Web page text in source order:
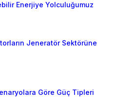
Enerjiye Yolculuğumuz
Jeneratör Sektörüne
Göre Güç Tipleri